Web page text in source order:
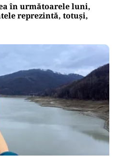
în următoarele luni,
reprezintă, totuși,